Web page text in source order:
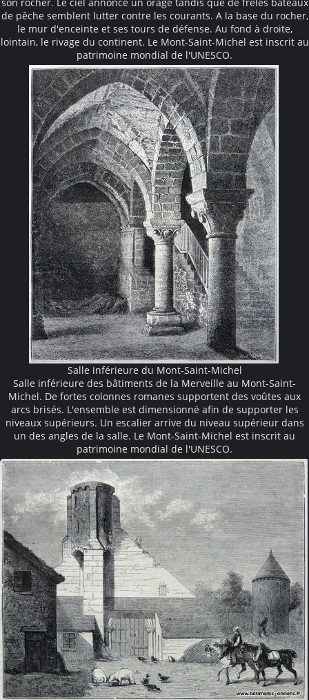
de pêche semblent lutter contre les courants. A la base du rocher,
le mur d'enceinte et ses tours de défense. Au fond à droite,
lointain, le rivage du continent. Le Mont-Saint-Michel est inscrit au
patrimoine mondial de l'UNESCO.
Salle inférieure du Mont-Saint-Michel
Salle inférieure des bâtiments de la Merveille au Mont-Saint-
Michel. De fortes colonnes romanes supportent des voûtes aux
arcs brisés. L'ensemble est dimensionné afin de supporter les
niveaux supérieurs. Un escalier arrive du niveau supérieur dans
un des angles de la salle. Le Mont-Saint-Michel est inscrit au
patrimoine mondial de l'UNESCO.